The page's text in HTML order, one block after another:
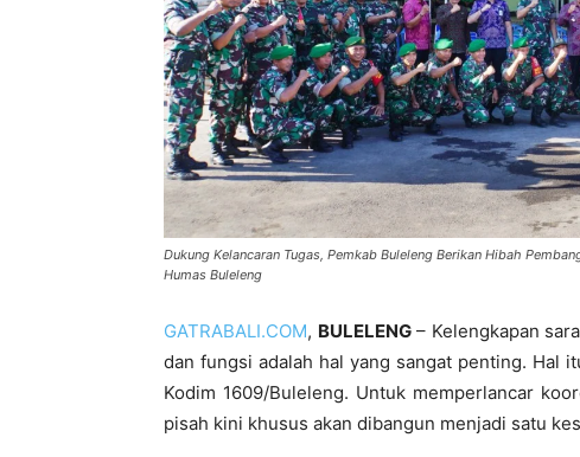
Dukung Kelancaran Tugas, Pemkab Buleleng Berikan Hibah
Humas Buleleng
GATRABALI.COM, BULELENG– Kelengkapan
dan fungsi adalah hal yang sangat penting. Hal
Kodim 1609/Buleleng. Untuk memperlancar
pisah kini khusus akan dibangun menjadi satu